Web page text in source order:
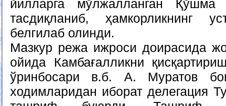
йилларга мўлжалланган Қўшма
тасдиқланиб, ҳамкорликнинг
белгилаб олинди.
Мазкур режа ижроси доирасида
ойида Камбағалликни
ўринбосари в.б. А. Муратов
ходимларидан иборат делегация